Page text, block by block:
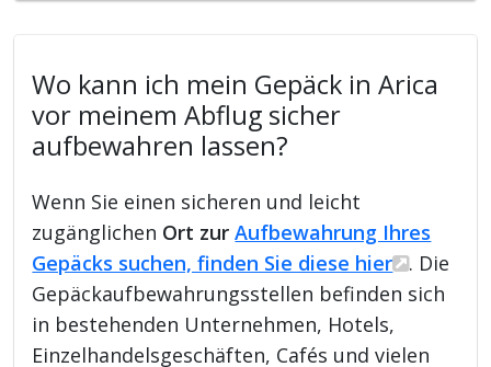
Wo kann ich mein Gepäck in Arica
vor meinem Abflug sicher
aufbewahren lassen?
Wenn Sie einen sicheren und leicht
zugänglichen Ort zurAufbewahrung Ihres
Gepäcks suchen, finden Sie diese hier
. Die
Gepäckaufbewahrungsstellen befinden sich
in bestehenden Unternehmen, Hotels,
Einzelhandelsgeschäften, Cafés und vielen